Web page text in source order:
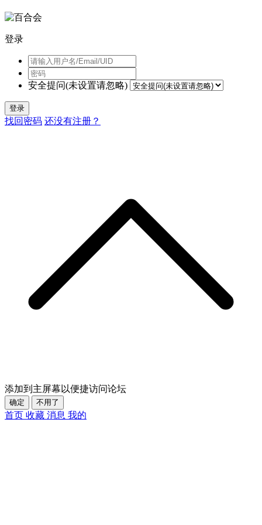
登录
安全提问(未设置请忽略)
登录
找回密码 还没有注册？
添加到主屏幕以便捷访问论坛
确定 不用了
首页 收藏 消息 我的